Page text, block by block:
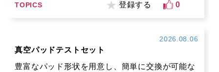
TOPICS 登録する 0
2026.08.06
真空パッドテストセット
豊富なパッド形状を用意し、簡単に交換が可能な